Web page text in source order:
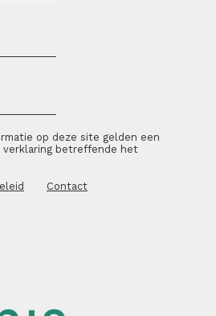
op deze site gelden een
verklaring betreffende het
Contact